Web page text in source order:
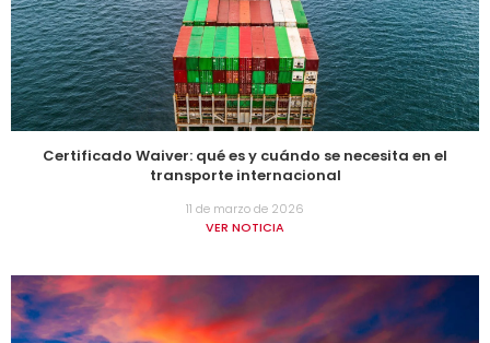
Certificado Waiver: qué es y cuándo se necesita en el
transporte internacional
11 de marzo de 2026
VER NOTICIA